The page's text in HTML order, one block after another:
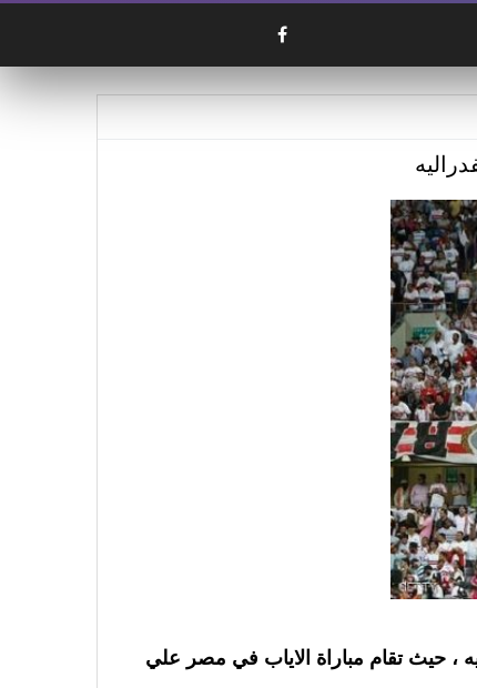
نهائي الكنفدراليه الأفريقيه ، حيث تقام مباراة الاياب في مصر علي